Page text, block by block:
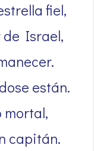
fiel,
de Israel,
están.
mortal,
capitán.